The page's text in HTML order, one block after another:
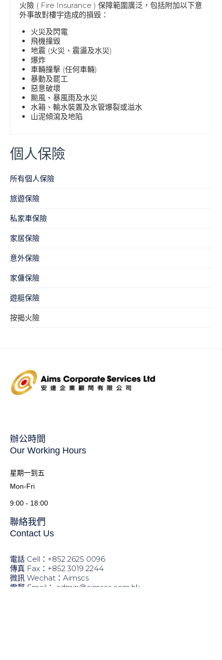
火險 ( Fire Insurance ) 保障範圍廣泛，包括附加以下意
外事故對樓宇造成的損毀：
火災及閃電
飛機撞毀
地震 (火災、震盪及水災)
爆炸
車輛撞擊 (任何車輛)
暴動及罷工
惡意破壞
颱風、暴風雨及水災
水箱、輸水裝置及水管爆裂或溢水
山泥傾瀉及地陷
個人保險
所有個人保險
旅遊保險
私家車保險
家居保險
意外保險
家傭保險
遊艇保險
按揭火險
辦公時間
Our Working Hours
星期一到五
Mon-Fri
9:00 - 18:00
聯絡我們
Contact Us
電話 Cell：+852 2625 0096
傳真 Fax：+852 ​3019 2244
微訊 Wechat：Aimscs
電郵 Email： admin@aimscs.com.hk